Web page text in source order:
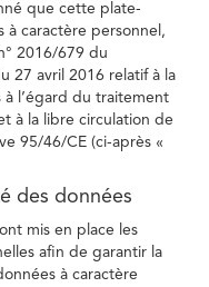
que cette plate-
à caractère personnel,
2016/679 du
27 avril 2016 relatif à la
l’égard du traitement
à la libre circulation de
95/46/CE (ci-après «
des données
mis en place les
afin de garantir la
à caractère